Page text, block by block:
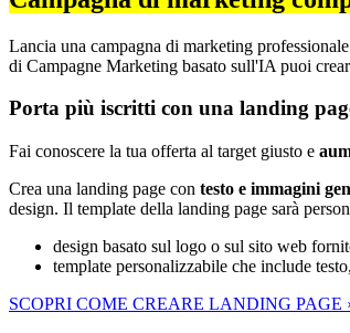
Lancia una campagna di marketing
di Campagne Marketing basato sull'IA puoi
Porta più iscritti con una landing
Fai conoscere la tua offerta al target giusto e
Crea una landing page con testo e immagini
design. Il template della landing page sarà
design basato sul logo o sul sito web
template personalizzabile che include
SCOPRI COME CREARE LANDING PAGE